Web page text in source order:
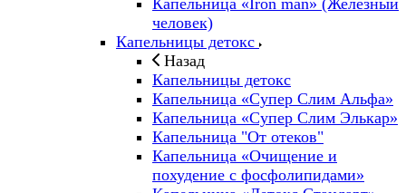
Капельница «Iron man» (Железный
человек)
Капельницы детокс
Назад
Капельницы детокс
Капельница «Супер Слим Альфа»
Капельница «Супер Слим Элькар»
Капельница "От отеков"
Капельница «Очищение и
похудение с фосфолипидами»